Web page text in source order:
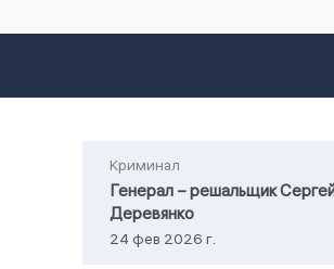
Криминал
Генерал – решальщик
Деревянко
24 фев 2026 г.